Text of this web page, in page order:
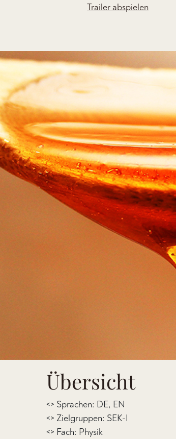
Trailer abspielen
Übersicht
<> Sprachen: DE, EN
<> Zielgruppen: SEK-I
<> Fach: Physik